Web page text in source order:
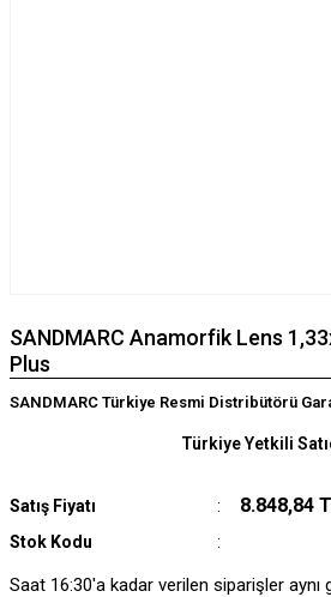
SANDMARC Anamorfik Lens
Plus
SANDMARC Türkiye Resmi Distribütörü
Satış Fiyatı 8.848,84
Stok Kodu
Türkiye Yetkili
Saat 16:30'a kadar verilen siparişler aynı